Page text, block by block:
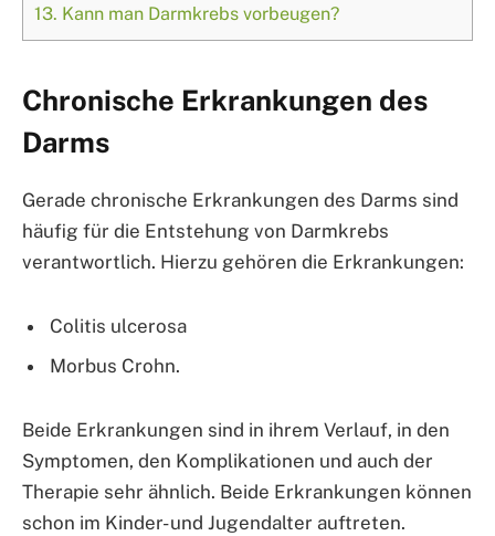
13. Kann man Darmkrebs vorbeugen?
Chronische Erkrankungen des
Darms
Gerade chronische Erkrankungen des Darms sind
häufig für die Entstehung von Darmkrebs
verantwortlich. Hierzu gehören die Erkrankungen:
Colitis ulcerosa
Morbus Crohn.
Beide Erkrankungen sind in ihrem Verlauf, in den
Symptomen, den Komplikationen und auch der
Therapie sehr ähnlich. Beide Erkrankungen können
schon im Kinder- und Jugendalter auftreten.